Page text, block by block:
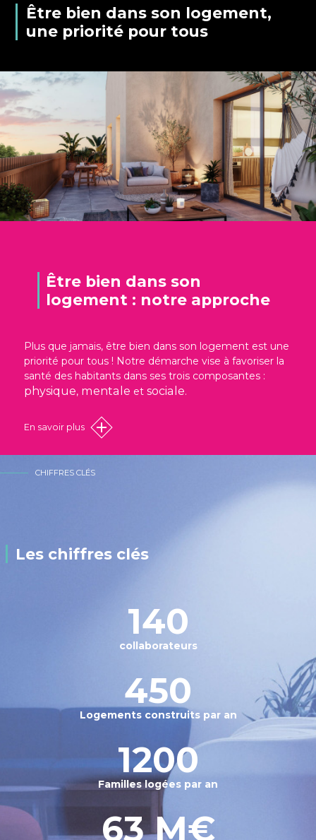
Être bien dans son logement,
une priorité pour tous
Être bien dans son
logement : notre approche
Plus que jamais, être bien dans son logement est une
priorité pour tous ! Notre démarche vise à favoriser la
santé des habitants dans ses trois composantes :
physique, mentale et sociale.
En savoir plus
CHIFFRES CLÉS
Les chiffres clés
140
collaborateurs
450
Logements construits par an
1200
Familles logées par an
63 M€